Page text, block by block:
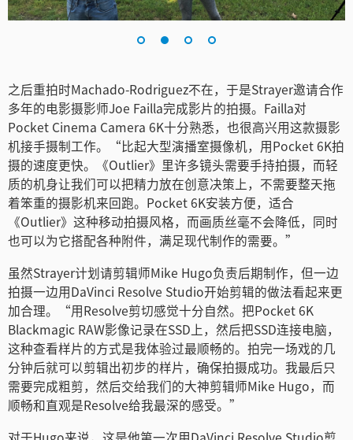
之后重拍时Machado-Rodriguez不在，于是Strayer邀请合作
多年的电影摄影师Joe Failla完成影片的拍摄。Failla对
Pocket Cinema Camera 6K十分熟悉，也很高兴用这款摄影
机接手摄制工作。“比起大型演播室摄像机，用Pocket 6K拍
摄的速度更快。《Outlier》里许多镜头需要手持拍摄，而轻
质的机身让我们可以把精力放在创意决策上，不需要整天拖
着笨重的摄影机来回跑。Pocket 6K安装方便，适合
《Outlier》这种移动拍摄风格，而画质丝毫不会降低，同时
也可以为它搭配各种附件，满足现代制作的需要。”
虽然Strayer计划请剪辑师Mike Hugo负责后期制作，但一边
拍摄一边用DaVinci Resolve Studio开始剪辑的做法看起来更
加合理。“用Resolve剪切感觉十分自然。把Pocket 6K
Blackmagic RAW影像记录在SSD上，然后把SSD连接电脑，
这种查看样片的方式是我体验过最顺畅的。拍完一场戏的几
分钟后就可以剪辑出初步的样片，确保拍摄成功。我最后只
需要完成粗剪，然后交给我们的大神剪辑师Mike Hugo，而
顺畅和直观是Resolve给我最深的感受。”